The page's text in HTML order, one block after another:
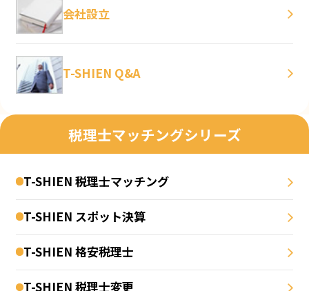
会社設立
T-SHIEN Q&A
税理士マッチングシリーズ
T-SHIEN 税理士マッチング
T-SHIEN スポット決算
T-SHIEN 格安税理士
T-SHIEN 税理士変更